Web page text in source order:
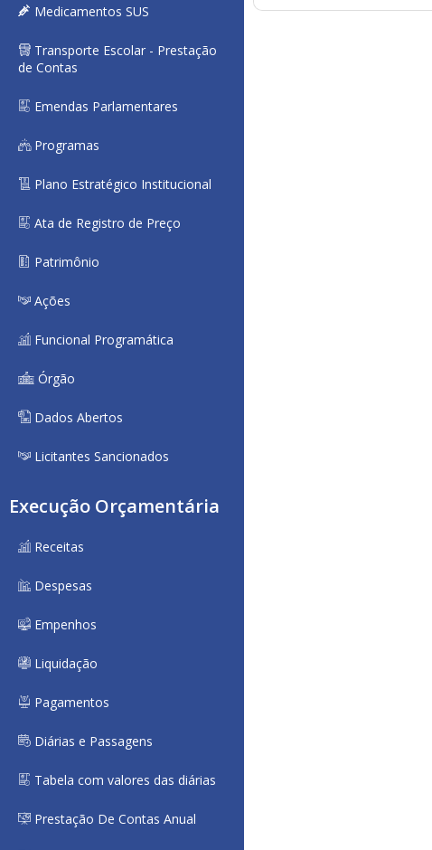
Medicamentos SUS
Transporte Escolar - Prestação
de Contas
Emendas Parlamentares
Programas
Plano Estratégico Institucional
Ata de Registro de Preço
Patrimônio
Ações
Funcional Programática
Órgão
Dados Abertos
Licitantes Sancionados
Execução Orçamentária
Receitas
Despesas
Empenhos
Liquidação
Pagamentos
Diárias e Passagens
Tabela com valores das diárias
Prestação De Contas Anual